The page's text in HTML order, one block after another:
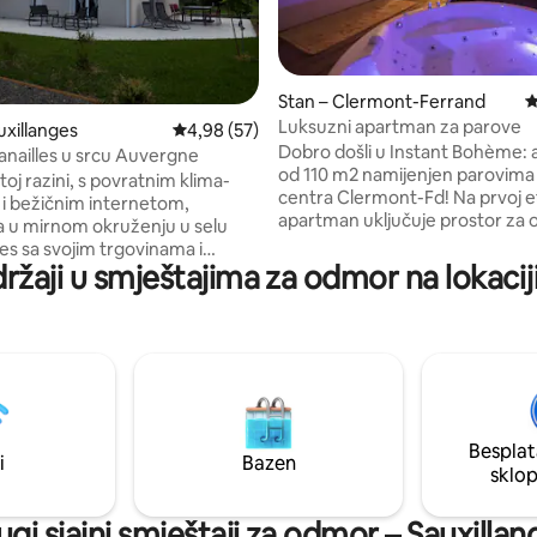
209 Prosječna ocjena: 4,98/5, recenzija: 57
4,98 (57)
u srcu Auvergne
razini, s povratnim klima-
bežičnim internetom,
u mirnom okruženju u selu
sa svojim trgovinama i
sobe s
kuhinjom, dnevnim
parkiranja
Registrirani u
turizmu u gradskoj
Stan – Clermont-Ferrand
Luksuzni apartman za parove
Dobro došli u Instant Bohème:
od 110 m2 namijenjen
centra Clermont-Fd! Na prvoj
apartman uključuje prostor za
potpuno opremljenu kuhinju i prostor za
tuširanje s kišnim nebom.
vam dodatne sadržaje kao što
odlazak , šampanjac i mnoga
iznenađenja.
u smještajima za odmor na
Bazen